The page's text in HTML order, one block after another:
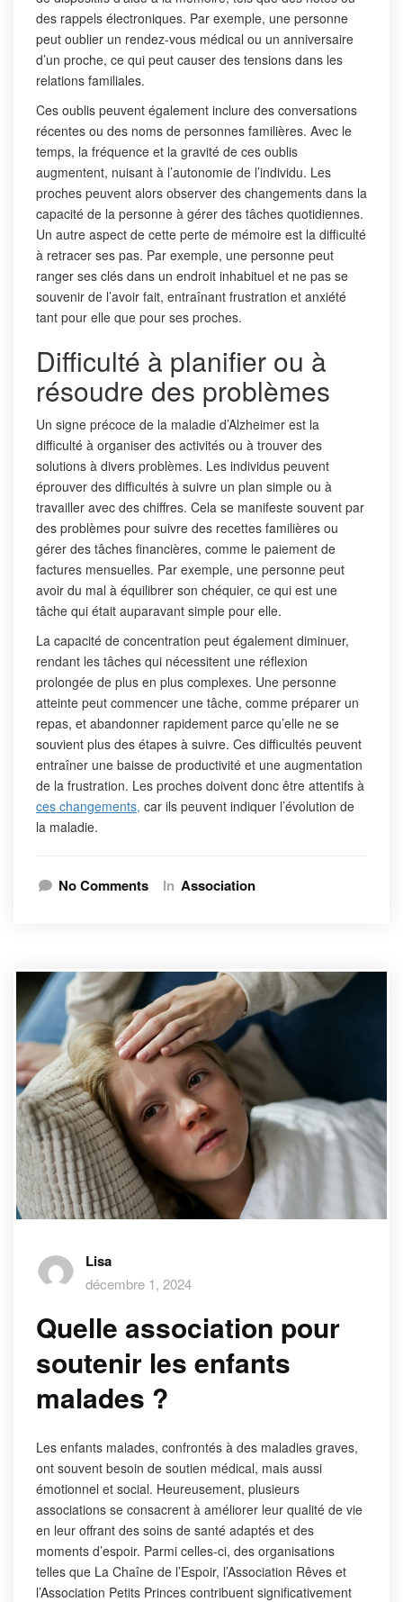
des rappels électroniques. Par exemple, une personne
peut oublier un rendez-vous médical ou un anniversaire
d’un proche, ce qui peut causer des tensions dans les
relations familiales.
Ces oublis peuvent également inclure des conversations
récentes ou des noms de personnes familières. Avec le
temps, la fréquence et la gravité de ces oublis
augmentent, nuisant à l’autonomie de l’individu. Les
proches peuvent alors observer des changements dans la
capacité de la personne à gérer des tâches quotidiennes.
Un autre aspect de cette perte de mémoire est la difficulté
à retracer ses pas. Par exemple, une personne peut
ranger ses clés dans un endroit inhabituel et ne pas se
souvenir de l’avoir fait, entraînant frustration et anxiété
tant pour elle que pour ses proches.
Difficulté à planifier ou à
résoudre des problèmes
Un signe précoce de la maladie d’Alzheimer est la
difficulté à organiser des activités ou à trouver des
solutions à divers problèmes. Les individus peuvent
éprouver des difficultés à suivre un plan simple ou à
travailler avec des chiffres. Cela se manifeste souvent par
des problèmes pour suivre des recettes familières ou
gérer des tâches financières, comme le paiement de
factures mensuelles. Par exemple, une personne peut
avoir du mal à équilibrer son chéquier, ce qui est une
tâche qui était auparavant simple pour elle.
La capacité de concentration peut également diminuer,
rendant les tâches qui nécessitent une réflexion
prolongée de plus en plus complexes. Une personne
atteinte peut commencer une tâche, comme préparer un
repas, et abandonner rapidement parce qu’elle ne se
souvient plus des étapes à suivre. Ces difficultés peuvent
entraîner une baisse de productivité et une augmentation
de la frustration. Les proches doivent donc être attentifs à
ces changements, car ils peuvent indiquer l’évolution de
la maladie.
No Comments In Association
Lisa
décembre 1, 2024
Quelle association pour
soutenir les enfants
malades ?
Les enfants malades, confrontés à des maladies graves,
ont souvent besoin de soutien médical, mais aussi
émotionnel et social. Heureusement, plusieurs
associations se consacrent à améliorer leur qualité de vie
en leur offrant des soins de santé adaptés et des
moments d’espoir. Parmi celles-ci, des organisations
telles que La Chaîne de l’Espoir, l’Association Rêves et
l’Association Petits Princes contribuent significativement